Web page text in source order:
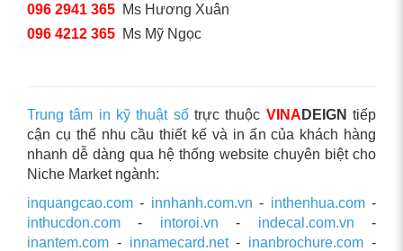
096 2941 365 Ms Hương Xuân
096 4212 365 Ms Mỹ Ngọc
Trung tâm in kỹ thuật sốtrực thuộc VINA DEIGN tiếp
cận cụ thể nhu cầu thiết kế và in ấn của khách hàng
nhanh dễ dàng qua hệ thống website chuyên biệt cho
Niche Market ngành:
inquangcao.com - innhanh.com.vn - inthenhua.com-
inthucdon.com - intoroi.vn - indecal.com.vn -
inantem.com - innamecard.net- inanbrochure.com -